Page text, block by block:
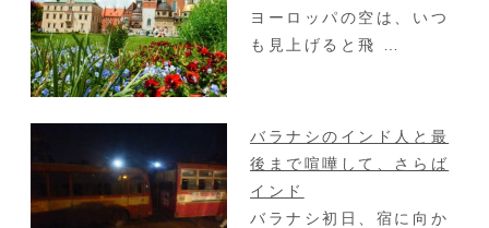
ヨーロッパの空は、いつ
も見上げると飛 …
バラナシのインド人と最
後まで喧嘩して、さらば
インド
バラナシ初日、宿に向か